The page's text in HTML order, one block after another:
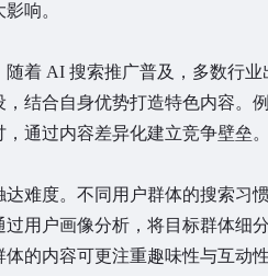
响。
着 AI 搜索推广普及，多数行
结合自身优势打造特色内容。
通过内容差异化建立竞争壁垒。
难度。不同用户群体的搜索习
用户画像分析，将目标群体细
的内容可更注重趣味性与互动